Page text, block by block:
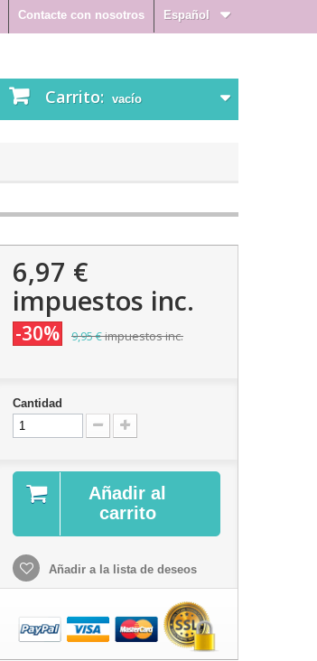
Español
Contacte con nosotros
Carrito: vacío
6,97 €
impuestos inc.
-30% 9,95 €impuestos inc.
Cantidad
Añadir al
carrito
Añadir a la lista de deseos